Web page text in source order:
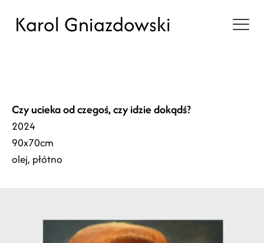
Karol Gniazdowski
Czy ucieka od czegoś, czy idzie dokądś?
2024
90x70cm
olej, płótno